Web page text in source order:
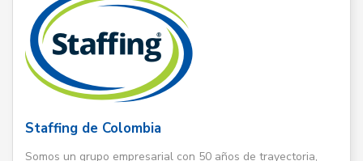
Staffing de Colombia
Somos un grupo empresarial con 50 años de trayectoria,